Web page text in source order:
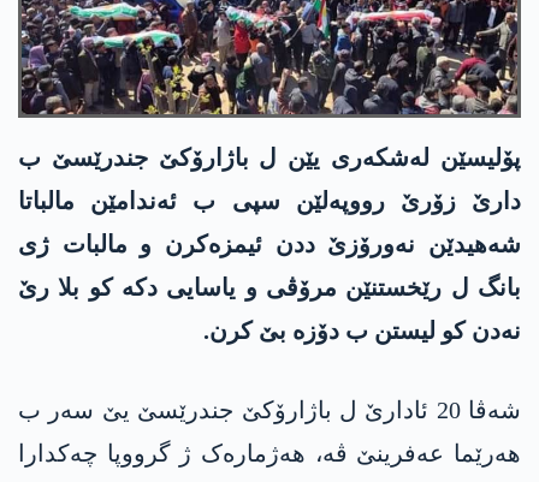
پۆلیسێن لەشکەری یێن ل باژارۆکێ جندرێسێ ب
دارێ زۆرێ رووپەلێن سپی ب ئەندامێن مالباتا
شەھیدێن نەورۆزێ ددن ئیمزەکرن و مالبات ژی
بانگ ل رێخستنێن مرۆڤی و یاسایی دکە کو بلا رێ
نەدن کو لیستن ب دۆزە بێ کرن.
شەڤا 20 ئادارێ ل باژارۆکێ جندرێسێ یێ سەر ب
ھەرێما عەفرینێ ڤە، ھەژمارەک ژ گرووپا چەکدارا